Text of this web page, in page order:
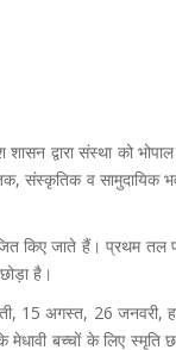
द्वारा संस्था को
संस्कृतिक व सामुदायिक
किए जाते हैं। प्रथम तल
है।
15 अगस्त, 26 जनवरी,
बच्चों के लिए स्मृति